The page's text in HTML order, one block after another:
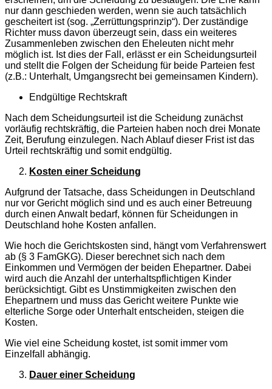
nur dann geschieden werden, wenn sie auch tatsächlich
gescheitert ist (sog. „Zerrüttungsprinzip“). Der zuständige
Richter muss davon überzeugt sein, dass ein weiteres
Zusammenleben zwischen den Eheleuten nicht mehr
möglich ist. Ist dies der Fall, erlässt er ein Scheidungsurteil
und stellt die Folgen der Scheidung für beide Parteien fest
(z.B.: Unterhalt, Umgangsrecht bei gemeinsamen Kindern).
Endgültige Rechtskraft
Nach dem Scheidungsurteil ist die Scheidung zunächst
vorläufig rechtskräftig, die Parteien haben noch drei Monate
Zeit, Berufung einzulegen. Nach Ablauf dieser Frist ist das
Urteil rechtskräftig und somit endgültig.
Kosten einer Scheidung
Aufgrund der Tatsache, dass Scheidungen in Deutschland
nur vor Gericht möglich sind und es auch einer Betreuung
durch einen Anwalt bedarf, können für Scheidungen in
Deutschland hohe Kosten anfallen.
Wie hoch die Gerichtskosten sind, hängt vom Verfahrenswert
ab (§ 3 FamGKG). Dieser berechnet sich nach dem
Einkommen und Vermögen der beiden Ehepartner. Dabei
wird auch die Anzahl der unterhaltspflichtigen Kinder
berücksichtigt. Gibt es Unstimmigkeiten zwischen den
Ehepartnern und muss das Gericht weitere Punkte wie
elterliche Sorge oder Unterhalt entscheiden, steigen die
Kosten.
Wie viel eine Scheidung kostet, ist somit immer vom
Einzelfall abhängig.
Dauer einer Scheidung